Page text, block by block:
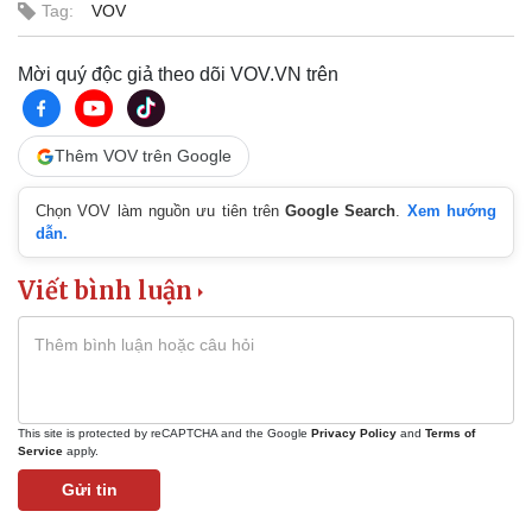
Vụ án
Tag: VOV
Mời quý độc giả theo dõi VOV.VN trên
Thêm VOV trên Google
Chọn VOV làm nguồn ưu tiên trênGoogle Search. Xem hướng
dẫn.
Viết bình luận
This site is protected by reCAPTCHA and the Google Privacy Policy and Terms of
Service apply.
Gửi tin